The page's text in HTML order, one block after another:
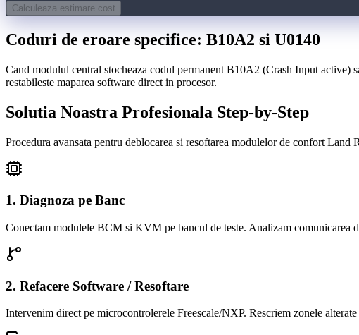
Calculeaza estimare cost
Coduri de eroare specifice: B10A2 si U0140
Cand modulul central stocheaza codul permanent B10A2 (Crash Input active)
restabileste maparea software direct in procesor.
Solutia Noastra Profesionala Step-by-Step
Procedura avansata pentru deblocarea si resoftarea modulelor de confort Land
1. Diagnoza pe Banc
Conectam modulele BCM si KVM pe bancul de teste. Analizam comunicarea
2. Refacere Software / Resoftare
Intervenim direct pe microcontrolerele Freescale/NXP. Rescriem zonele